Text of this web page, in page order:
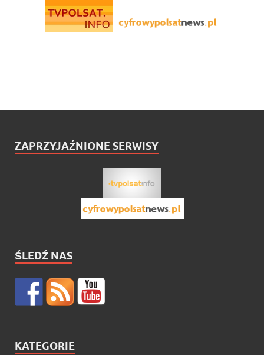
ZAPRZYJAŹNIONE SERWISY
ŚLEDŹ NAS
KATEGORIE